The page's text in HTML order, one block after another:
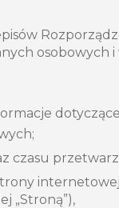
osobowych i
czasu
„Stroną”),